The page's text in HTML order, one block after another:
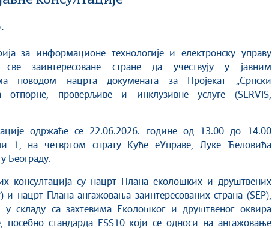
све заинтересоване стране да учествују у јавним
поводом нацрта докумената за Пројекат „Српски
отпорне, проверљиве и инклузивне услуге (SERVIS,
одржаће се 22.06.2026. године од 13.00 до 14.00
1, на четвртом спрату Куће еУправе, Луке Ћеловића
Београду.
консултација су нацрт Плана еколошких и друштвених
и нацрт Плана ангажовања заинтересованих страна (SEP),
у складу са захтевима Еколошког и друштвеног оквира
посебно стандарда ESS10 који се односи на ангажовање